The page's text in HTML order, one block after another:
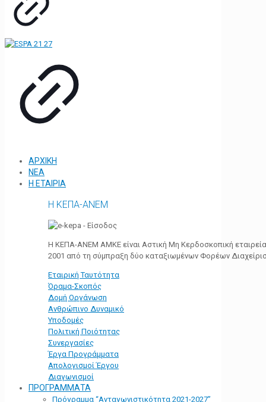
ΑΡΧΙΚΗ
ΝΕΑ
Η ΕΤΑΙΡΙΑ
Η ΚΕΠΑ-ΑΝΕΜ
Η ΚΕΠΑ-ΑΝΕΜ ΑΜΚΕ είναι Αστική Μη Κερδοσκοπική
2001 από τη σύμπραξη δύο καταξιωμένων Φορέων
Εταιρική Ταυτότητα
Όραμα-Σκοπός
Δομή Οργάνωση
Ανθρώπινο Δυναμικό
Υποδομές
Πολιτική Ποιότητας
Συνεργασίες
Έργα Προγράμματα
Απολογισμοί Έργου
Διαγωνισμοί
ΠΡΟΓΡΑΜΜΑΤΑ
Πρόγραμμα “Ανταγωνιστικότητα 2021-2027”